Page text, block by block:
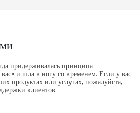
придерживалась принципа
и шла в ногу со временем. Если у вас
продуктах или услугах, пожалуйста,
клиентов.